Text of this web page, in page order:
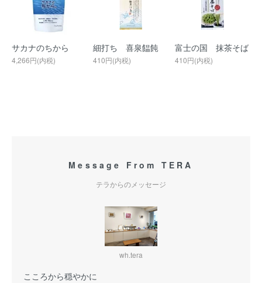
サカナのちから
4,266円(内税)
細打ち 喜泉饂飩
410円(内税)
富士の国 抹茶そば
410円(内税)
Message From TERA
テラからのメッセージ
wh.tera
こころから穏やかに